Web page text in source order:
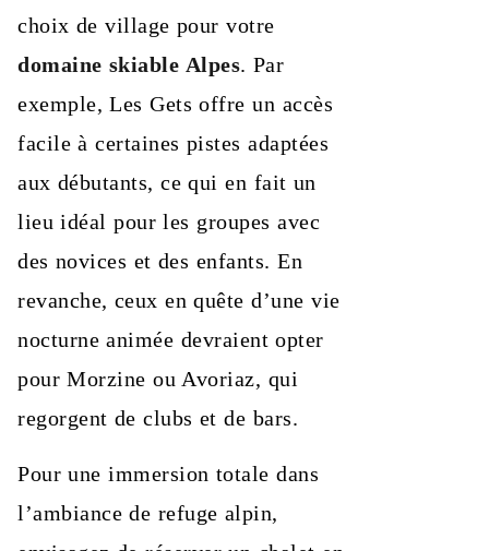
choix de village pour votre
domaine skiable Alpes. Par
exemple, Les Gets offre un accès
facile à certaines pistes adaptées
aux débutants, ce qui en fait un
lieu idéal pour les groupes avec
des novices et des enfants. En
revanche, ceux en quête d’une vie
nocturne animée devraient opter
pour Morzine ou Avoriaz, qui
regorgent de clubs et de bars.
Pour une immersion totale dans
l’ambiance de refuge alpin,